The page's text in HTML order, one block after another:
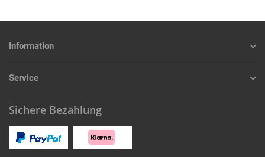
Information
Service
Sichere Bezahlung